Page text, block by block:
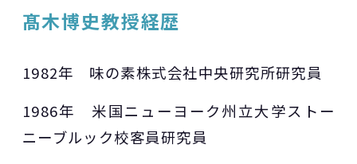
髙木博史教授経歴
1982年 味の素株式会社中央研究所研究員
1986年 米国ニューヨーク州立大学ストー
ニーブルック校客員研究員